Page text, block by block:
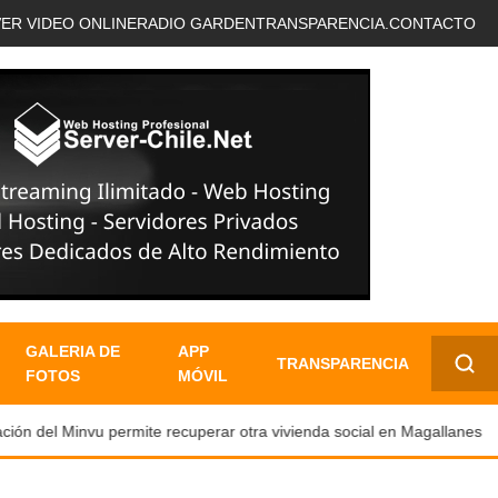
VIDEO ONLINERADIO GARDENTRANSPARENCIA. CONTACTO
GALERIA DE
FOTOS
APP
MÓVIL
TRANSPARENCIA
✕
Minvu permite recuperar otra vivienda social en Magallanes